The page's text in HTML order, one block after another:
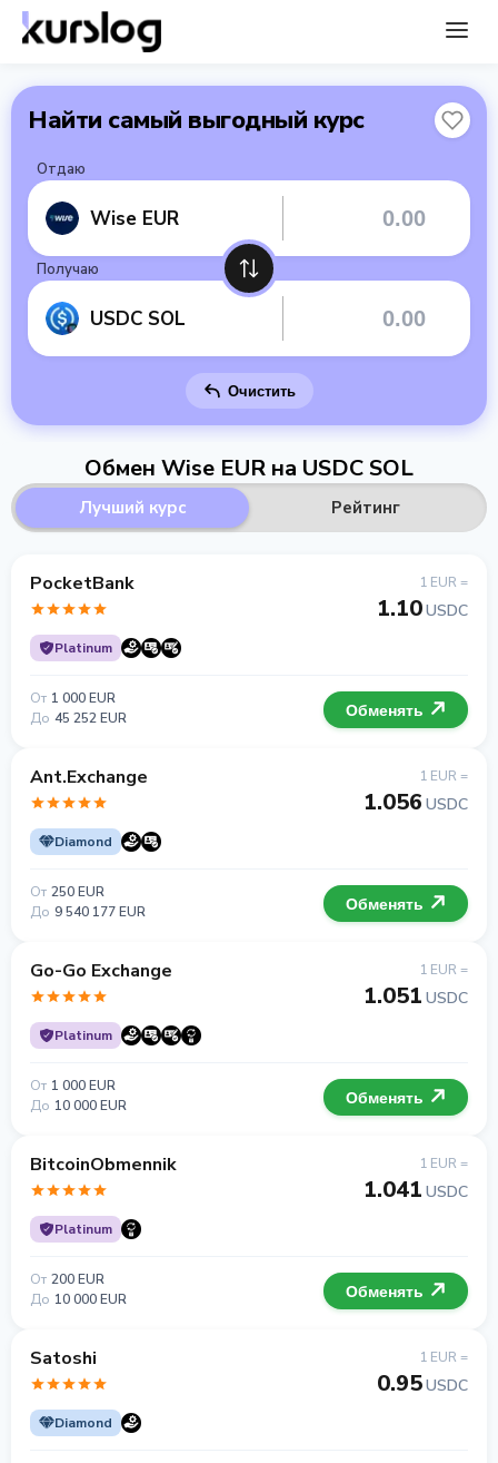
Найти самый выгодный курс
Отдаю
Wise EUR
Получаю
USDC SOL
Очистить
Обмен Wise EUR на USDC SOL
Лучший курс Рейтинг
PocketBank
Platinum
1 EUR =
1.10USDC
От 1 000 EUR
До 45 252 EUR Обменять
Ant.Exchange
Diamond
1 EUR =
1.056 USDC
От 250 EUR
До 9 540 177 EUR Обменять
Go-Go Exchange
Platinum
1 EUR =
1.051 USDC
От 1 000 EUR
До 10 000 EUR Обменять
BitcoinObmennik
Platinum
1 EUR =
1.041 USDC
От 200 EUR
До 10 000 EUR Обменять
Satoshi
Diamond
1 EUR =
0.95USDC